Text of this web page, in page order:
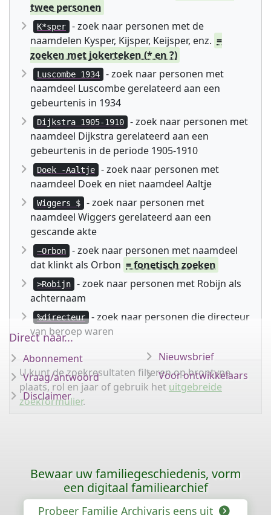
twee personen
K*sper
- zoek naar personen met de
naamdelen Kysper, Kijsper, Keijsper, enz. =
zoeken met jokerteken (* en ?)
Luscombe 1934
- zoek naar personen met
naamdeel Luscombe gerelateerd aan een
gebeurtenis in 1934
Dijkstra 1905-1910
- zoek naar personen met
naamdeel Dijkstra gerelateerd aan een
gebeurtenis in de periode 1905-1910
Doek -Aaltje
- zoek naar personen met
naamdeel Doek en niet naamdeel Aaltje
Wiggers $
- zoek naar personen met
naamdeel Wiggers gerelateerd aan een
gescande akte
~Orbon
- zoek naar personen met naamdeel
dat klinkt als Orbon = fonetisch zoeken
>Robijn
- zoek naar personen met Robijn als
achternaam
%directeur
- zoek naar personen die directeur
van beroep waren
U kunt de zoekresultaten filteren op brontype,
plaats, rol en jaar of gebruik het uitgebreide
zoekformulier.
Direct naar...
Abonnement
Vraag/antwoord
Disclaimer
Nieuwsbrief
Voor ontwikkelaars
Bewaar uw familiegeschiedenis, vorm
een digitaal familiearchief
Probeer Familie Archivaris eens uit